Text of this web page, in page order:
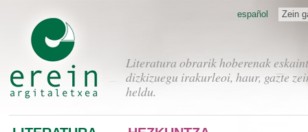
Literatura obrarik hoberenak
dizkizuegu irakurleoi, haur, gazte
heldu.
Zein
español